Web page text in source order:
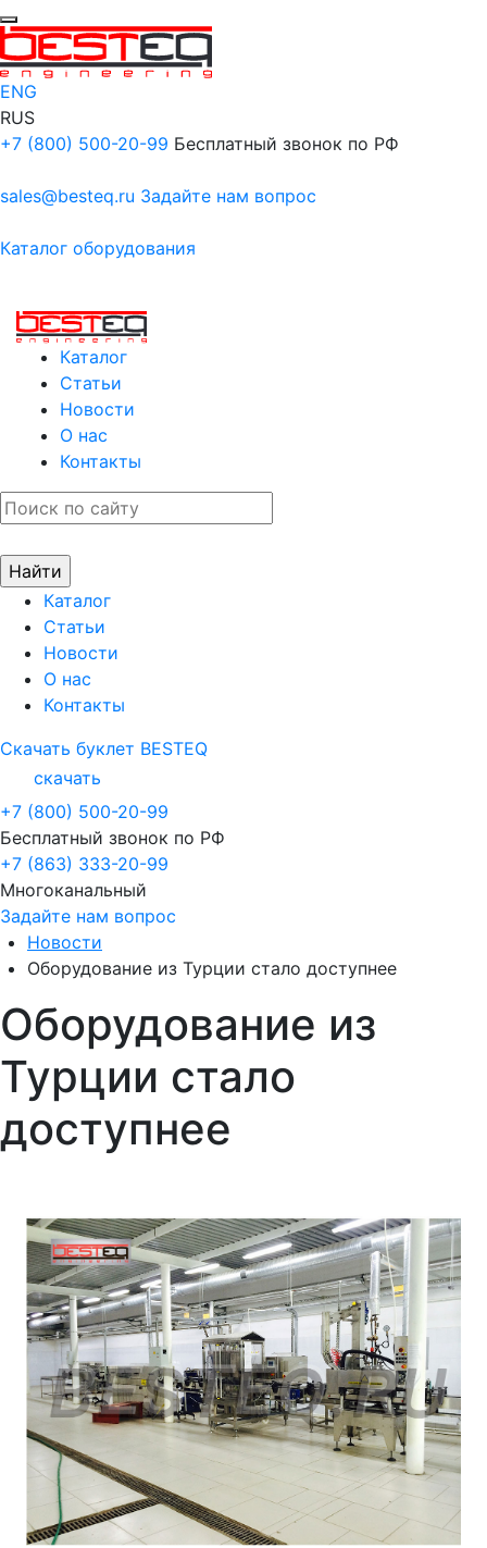
ENG
RUS
+7 (800) 500-20-99 Бесплатный звонок по РФ
sales@besteq.ru Задайте нам вопрос
Каталог оборудования
Каталог
Статьи
Новости
О нас
Контакты
Каталог
Статьи
Новости
О нас
Контакты
Скачать буклет BESTEQ
скачать
+7 (800) 500-20-99
Бесплатный звонок по РФ
+7 (863) 333-20-99
Многоканальный
Задайте нам вопрос
Новости
Оборудование из Турции стало доступнее
Оборудование из
Турции стало
доступнее